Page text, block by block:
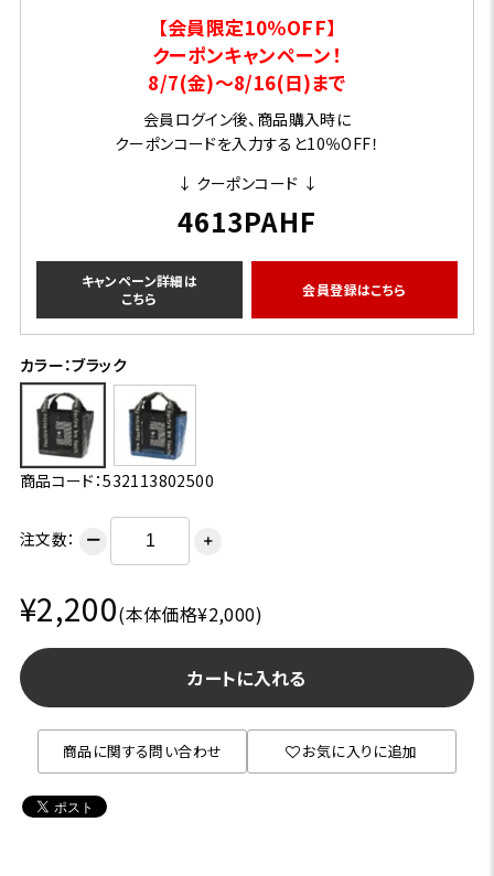
【会員限定10％OFF】
クーポンキャンペーン！
8/7(金)～8/16(日)まで
会員ログイン後、商品購入時に
クーポンコードを入力すると10％OFF！
↓ クーポンコード ↓
4613PAHF
キャンペーン詳細は
こちら
会員登録はこちら
カラー：ブラック
商品コード：532113802500
注文数： ー ＋
¥2,200(本体価格¥2,000)
カートに入れる
商品に関する問い合わせ お気に入りに追加